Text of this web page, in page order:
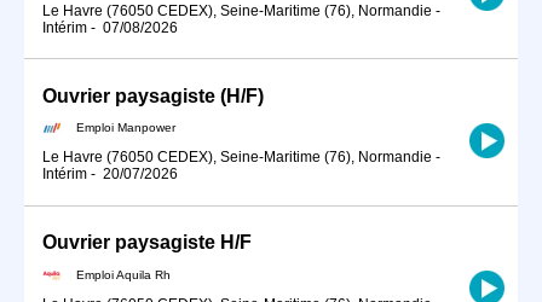
Le Havre (76050 CEDEX), Seine-Maritime (76), Normandie -
Intérim - 07/08/2026
Ouvrier paysagiste (H/F)
Emploi Manpower
Le Havre (76050 CEDEX), Seine-Maritime (76), Normandie -
Intérim - 20/07/2026
Ouvrier paysagiste H/F
Emploi Aquila Rh